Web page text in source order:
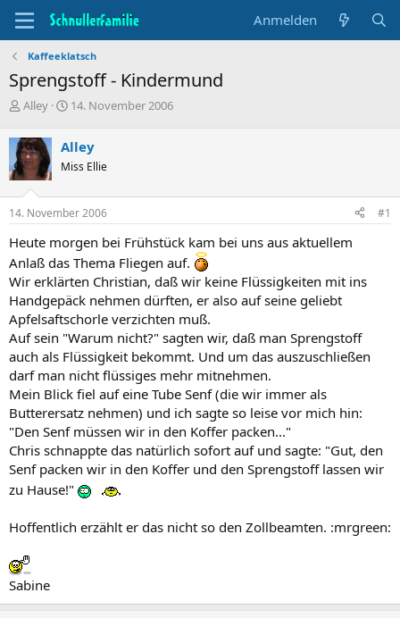
Anmelden
Kaffeeklatsch
Sprengstoff - Kindermund
T
e
m
e
n
s
t
r
t
e
r
Alley
B
i
n
d
a
u
m
14. November 2006
Alley
Miss Ellie
14. November 2006 #1
Heute morgen bei Frühstück kam bei uns aus aktuellem
Anlaß das Thema Fliegen auf.
Wir erklärten Christian, daß wir keine Flüssigkeiten mit ins
Handgepäck nehmen dürften, er also auf seine geliebt
Apfelsaftschorle verzichten muß.
Auf sein "Warum nicht?" sagten wir, daß man Sprengstoff
auch als Flüssigkeit bekommt. Und um das auszuschließen
darf man nicht flüssiges mehr mitnehmen.
Mein Blick fiel auf eine Tube Senf (die wir immer als
Butterersatz nehmen) und ich sagte so leise vor mich hin:
"Den Senf müssen wir in den Koffer packen..."
Chris schnappte das natürlich sofort auf und sagte: "Gut, den
Senf packen wir in den Koffer und den Sprengstoff lassen wir
zu Hause!"
Hoffentlich erzählt er das nicht so den Zollbeamten. :mrgreen:
Sabine